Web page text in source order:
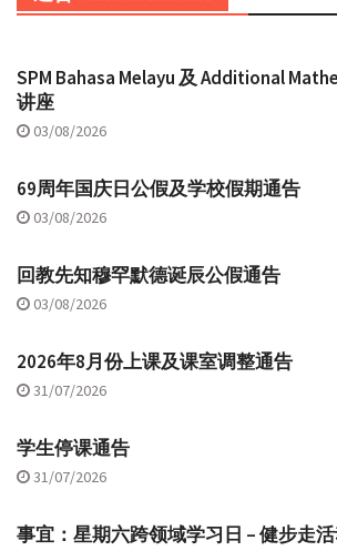
SPM Bahasa Melayu 及 Additional
讲座
03/08/2026
69周年国庆日公假及学校假期通告
03/08/2026
回教先知穆罕默德诞辰公假通告
03/08/2026
2026年8月份上课及课室调整通告
31/07/2026
学生停课通告
31/07/2026
事宜：星期六跨领域学习日 – 健步走活